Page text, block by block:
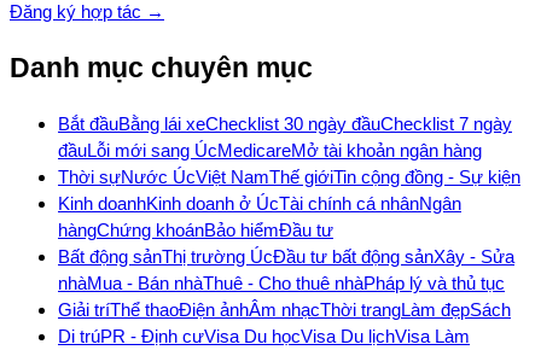
Đăng ký hợp tác →
Danh mục chuyên mục
Bắt đầuBằng lái xeChecklist 30 ngày đầuChecklist 7 ngày
đầuLỗi mới sang ÚcMedicareMở tài khoản ngân hàng
Thời sựNước ÚcViệt NamThế giớiTin cộng đồng - Sự kiện
Kinh doanhKinh doanh ở ÚcTài chính cá nhânNgân
hàngChứng khoánBảo hiểmĐầu tư
Bất động sảnThị trường ÚcĐầu tư bất động sảnXây - Sửa
nhàMua - Bán nhàThuê - Cho thuê nhàPháp lý và thủ tục
Giải tríThể thaoĐiện ảnhÂm nhạcThời trangLàm đẹpSách
Di trúPR - Định cưVisa Du họcVisa Du lịchVisa Làm